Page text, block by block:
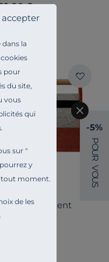
dans la
pour
du site,
vous
qui
sur "
pourrez y
tout moment.
de les
€
offerte
de rangement
-5%
P
O
U
R
V
O
U
S